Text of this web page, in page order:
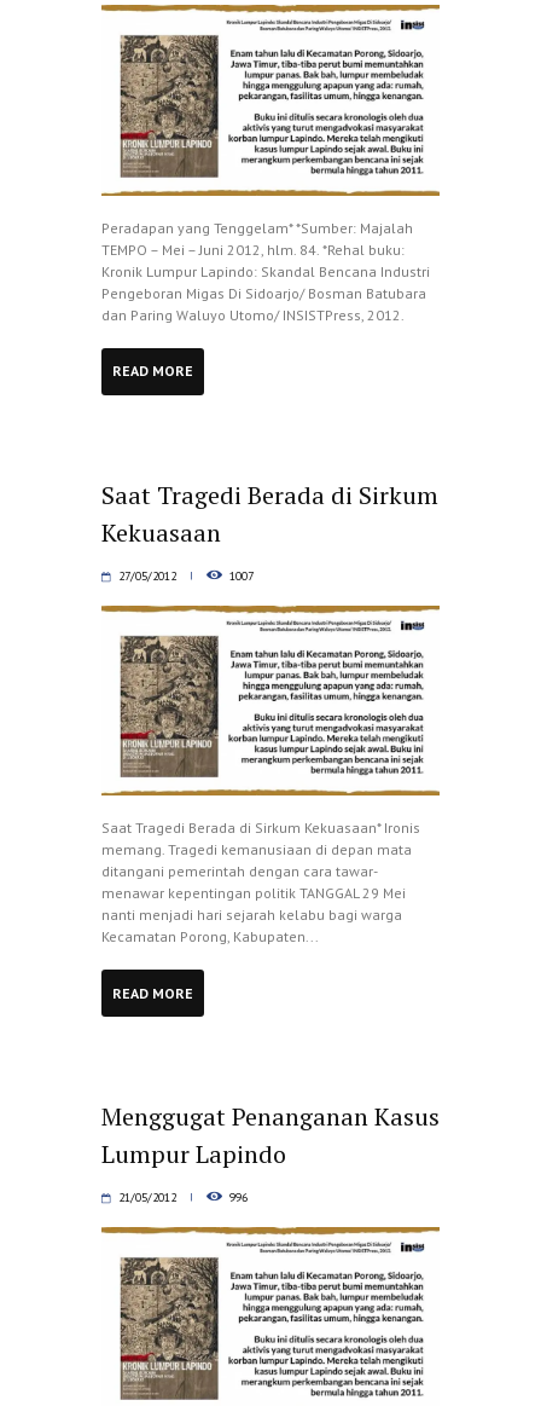
Peradapan yang Tenggelam* *Sumber: Majalah
TEMPO – Mei – Juni 2012, hlm. 84. *Rehal buku:
Kronik Lumpur Lapindo: Skandal Bencana Industri
Pengeboran Migas Di Sidoarjo/ Bosman Batubara
dan Paring Waluyo Utomo/ INSISTPress, 2012.
READ MORE
Saat Tragedi Berada di Sirkum
Kekuasaan
27/05/2012 1007
Saat Tragedi Berada di Sirkum Kekuasaan* Ironis
memang. Tragedi kemanusiaan di depan mata
ditangani pemerintah dengan cara tawar-
menawar kepentingan politik TANGGAL 29 Mei
nanti menjadi hari sejarah kelabu bagi warga
Kecamatan Porong, Kabupaten...
READ MORE
Menggugat Penanganan Kasus
Lumpur Lapindo
21/05/2012 996